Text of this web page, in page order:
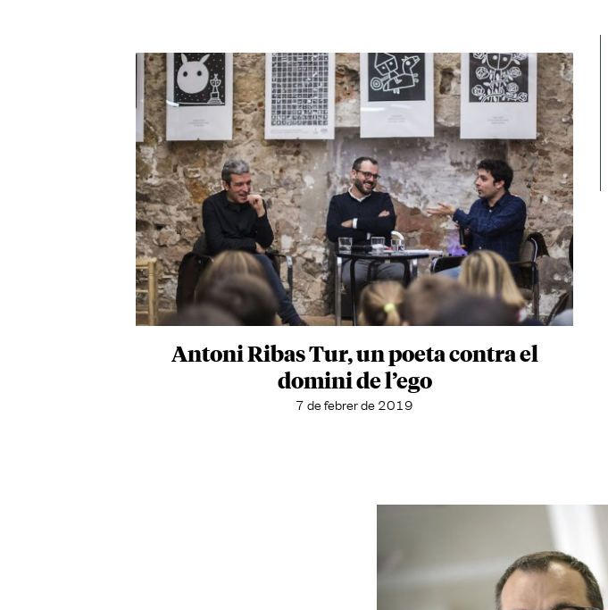
Antoni Ribas Tur, un poeta contra el
domini de l’ego
7 de febrer de 2019